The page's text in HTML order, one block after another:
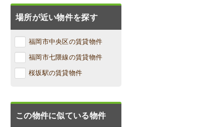
場所が近い物件を探す
福岡市中央区の賃貸物件
福岡市七隈線の賃貸物件
桜坂駅の賃貸物件
この物件に似ている物件